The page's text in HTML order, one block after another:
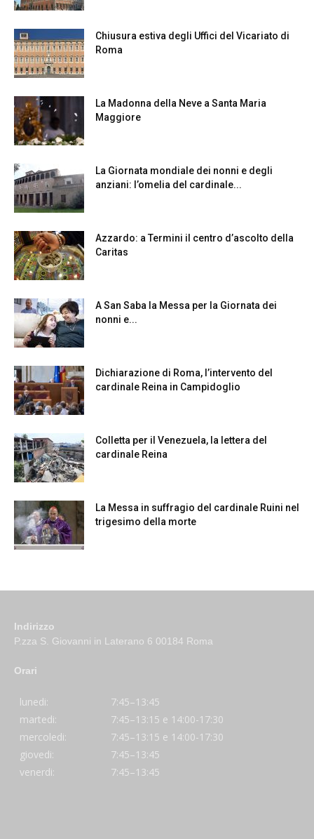
Chiusura estiva degli Uffici del Vicariato di
Roma
La Madonna della Neve a Santa Maria
Maggiore
La Giornata mondiale dei nonni e degli
anziani: l’omelia del cardinale...
Azzardo: a Termini il centro d’ascolto della
Caritas
A San Saba la Messa per la Giornata dei
nonni e...
Dichiarazione di Roma, l’intervento del
cardinale Reina in Campidoglio
Colletta per il Venezuela, la lettera del
cardinale Reina
La Messa in suffragio del cardinale Ruini nel
trigesimo della morte
Indirizzo
P.zza S. Giovanni in Laterano 6 00184 Roma
Orari
lunedi:
7:45–13:45
martedi:
7:45–13:15 e 14:00-17:30
mercoledi:
7:45–13:15 e 14:00-17:30
giovedi:
7:45–13:45
venerdi:
7:45–13:45